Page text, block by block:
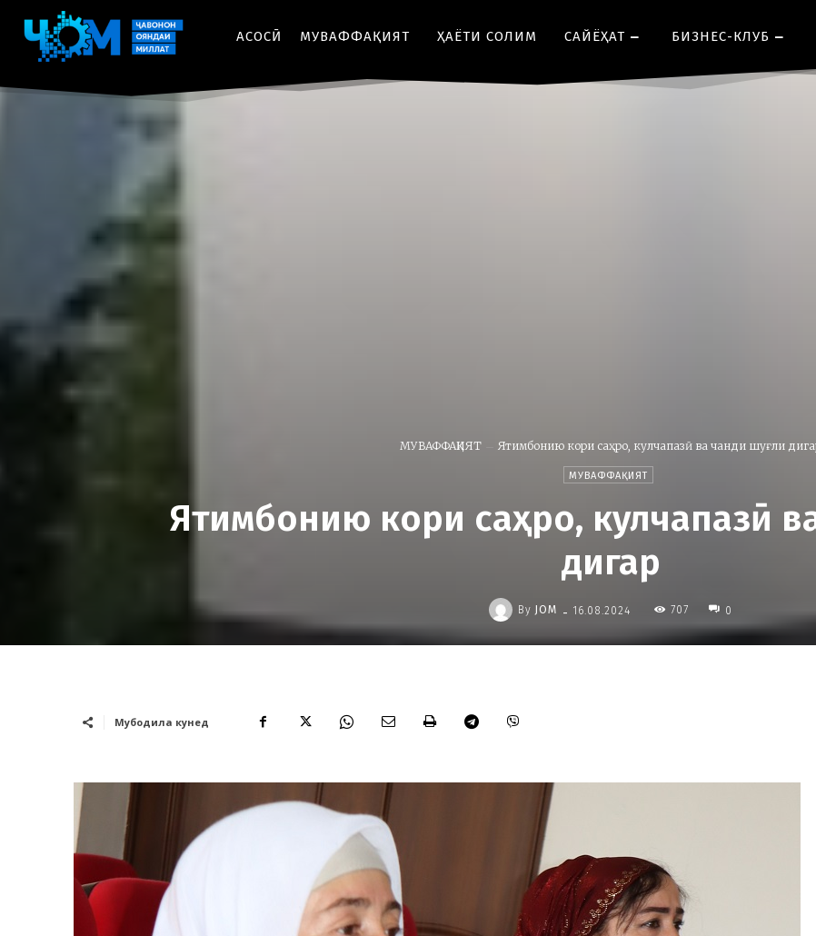
АСОСӢ МУВАФФАҚИЯТ ҲАЁТИ СОЛИМ CАЙЁҲАТ БИЗНЕС-КЛУБ
МУВАФФАҚИЯТ Ятимбонию кори саҳро, кулчапазӣ ва чанди шуғли
МУВАФФАҚИЯТ
Ятимбонию кори саҳро, кулчапазӣ
дигар
By JOM - 16.08.2024 707 0
Мубодила кунед